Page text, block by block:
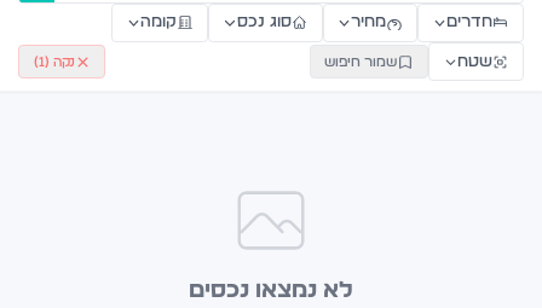
חדרים מחיר סוג נכס קומה
שטח שמור חיפוש נקה ( 1
)
לא נמצאו נכסים